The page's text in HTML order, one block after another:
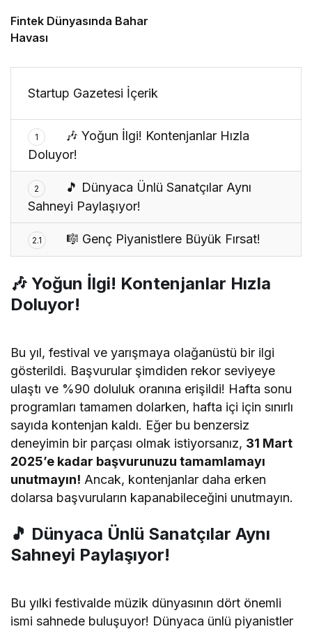
Fintek Dünyasında Bahar
Havası
Startup Gazetesi İçerik
1
🎶 Yoğun İlgi! Kontenjanlar Hızla
Doluyor!
2
🎵 Dünyaca Ünlü Sanatçılar Aynı
Sahneyi Paylaşıyor!
2.1 🎼 Genç Piyanistlere Büyük Fırsat!
🎶 Yoğun İlgi! Kontenjanlar Hızla
Doluyor!
Bu yıl, festival ve yarışmaya olağanüstü bir ilgi
gösterildi. Başvurular şimdiden rekor seviyeye
ulaştı ve %90 doluluk oranına erişildi! Hafta sonu
programları tamamen dolarken, hafta içi için sınırlı
sayıda kontenjan kaldı. Eğer bu benzersiz
deneyimin bir parçası olmak istiyorsanız, 31 Mart
2025’e kadar başvurunuzu tamamlamayı
unutmayın! Ancak, kontenjanlar daha erken
dolarsa başvuruların kapanabileceğini unutmayın.
🎵 Dünyaca Ünlü Sanatçılar Aynı
Sahneyi Paylaşıyor!
Bu yılki festivalde müzik dünyasının dört önemli
ismi sahnede buluşuyor! Dünyaca ünlü piyanistler